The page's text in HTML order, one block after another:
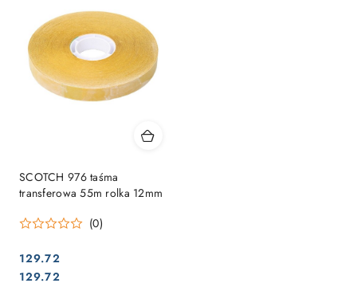
SCOTCH 976 taśma
transferowa 55m rolka 12mm
(0)
Cena:
129.72
Cena:
129.72